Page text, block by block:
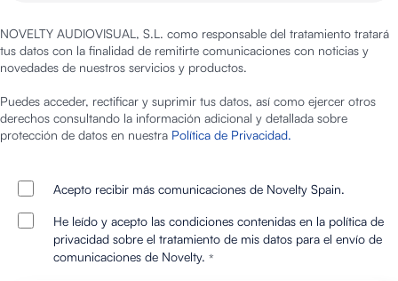
NOVELTY AUDIOVISUAL, S.L. como responsable del tratamiento tratará
tus datos con la finalidad de remitirte comunicaciones con noticias y
novedades de nuestros servicios y productos.
Puedes acceder, rectificar y suprimir tus datos, así como ejercer otros
derechos consultando la información adicional y detallada sobre
protección de datos en nuestra Política de Privacidad.
Acepto recibir más comunicaciones de Novelty Spain.
He leído y acepto las condiciones contenidas en la política de
privacidad sobre el tratamiento de mis datos para el envío de
comunicaciones de Novelty. *